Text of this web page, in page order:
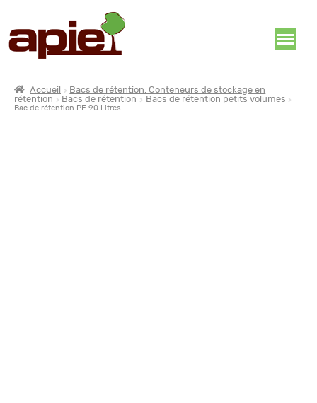
Accueil
Bacs de rétention, Conteneurs de stockage en
rétention
Bacs de rétention Bacs de rétention petits volumes
Bac de rétention PE 90 Litres